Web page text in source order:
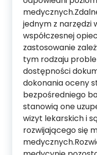
jednym z narzędzi
współczesnej
zastosowanie
tym rodzaju
dostępności
dokonania oceny
bezpośredniego
stanowią one
wizyt lekarskich i
rozwijającego się